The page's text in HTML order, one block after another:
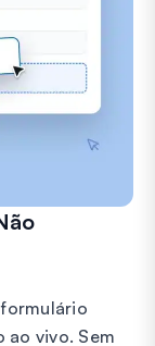
ao vivo. Sem